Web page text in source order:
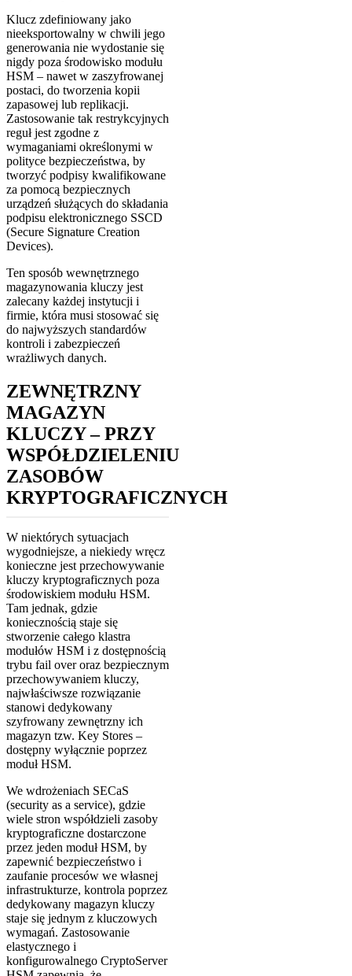
Klucz zdefiniowany jako
nieeksportowalny w chwili jego
generowania nie wydostanie się
nigdy poza środowisko modułu
HSM – nawet w zaszyfrowanej
postaci, do tworzenia kopii
zapasowej lub replikacji.
Zastosowanie tak restrykcyjnych
reguł jest zgodne z
wymaganiami określonymi w
polityce bezpieczeństwa, by
tworzyć podpisy kwalifikowane
za pomocą bezpiecznych
urządzeń służących do składania
podpisu elektronicznego SSCD
(Secure Signature Creation
Devices).
Ten sposób wewnętrznego
magazynowania kluczy jest
zalecany każdej instytucji i
firmie, która musi stosować się
do najwyższych standardów
kontroli i zabezpieczeń
wrażliwych danych.
ZEWNĘTRZNY
MAGAZYN
KLUCZY – PRZY
WSPÓŁDZIELENIU
ZASOBÓW
KRYPTOGRAFICZNYCH
W niektórych sytuacjach
wygodniejsze, a niekiedy wręcz
konieczne jest przechowywanie
kluczy kryptograficznych poza
środowiskiem modułu HSM.
Tam jednak, gdzie
koniecznością staje się
stworzenie całego klastra
modułów HSM i z dostępnością
trybu fail over oraz bezpiecznym
przechowywaniem kluczy,
najwłaściwsze rozwiązanie
stanowi dedykowany
szyfrowany zewnętrzny ich
magazyn tzw. Key Stores –
dostępny wyłącznie poprzez
moduł HSM.
We wdrożeniach SECaS
(security as a service), gdzie
wiele stron współdzieli zasoby
kryptograficzne dostarczone
przez jeden moduł HSM, by
zapewnić bezpieczeństwo i
zaufanie procesów we własnej
infrastrukturze, kontrola poprzez
dedykowany magazyn kluczy
staje się jednym z kluczowych
wymagań. Zastosowanie
elastycznego i
konfigurowalnego CryptoServer